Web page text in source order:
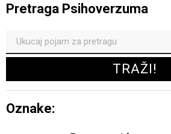
Pretraga Psihoverzuma
Oznake: